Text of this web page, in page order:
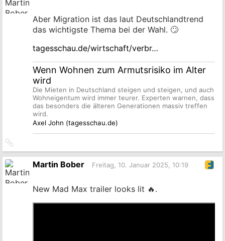
Aber Migration ist das laut Deutschlandtrend
das wichtigste Thema bei der Wahl. 🙄
tagesschau.de/wirtschaft/verbr…
Wenn Wohnen zum Armutsrisiko im Alter
wird
Die Mieten in Deutschland steigen und steigen, und auch
Wohneigentum wird immer teurer. Experten warnen, dass
das besonders die älteren Generationen massiv treffen
wird.
Axel John (tagesschau.de)
zum
Originalbeitrag
Martin Bober Freitag, 10. Januar 2025, 10:19
New Mad Max trailer looks lit 🔥.